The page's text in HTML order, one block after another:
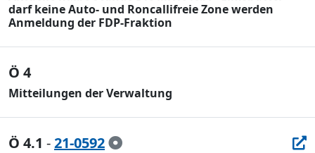
darf keine Auto- und Roncallifreie Zone werden
Anmeldung der FDP-Fraktion
Ö 4
Mitteilungen der Verwaltung
Ö 4.1 -21-0592